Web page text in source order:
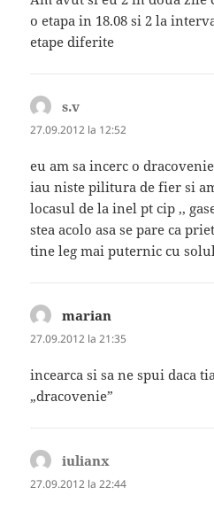
o etapa in 18.08 si 2 la
etape diferite
s.v
27.09.2012 la 12:52
eu am sa incerc o
iau niste pilitura de fier si
locasul de la inel pt cip ,,
stea acolo asa se pare ca
tine leg mai puternic cu
marian
27.09.2012 la 21:35
incearca si sa ne spui daca
„dracovenie”
iulianx
27.09.2012 la 22:44